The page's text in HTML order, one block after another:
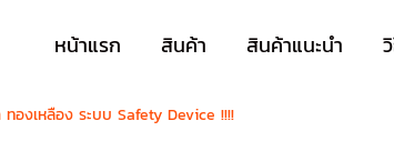
หน้าแรก สินค้า สินค้าแนะนำ
องเหลือง ระบบ Safety Device !!!!